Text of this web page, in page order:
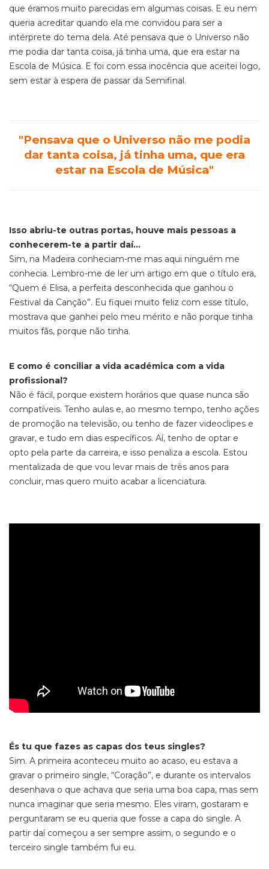
que éramos muito parecidas em algumas coisas. E eu nem
queria acreditar quando ela me convidou para ser a
intérprete do tema dela. Até pensava que o Universo não
me podia dar tanta coisa, já tinha uma, que era estar na
Escola de Música. E foi com essa inocência que aceitei logo,
sem estar à espera de passar da Semifinal.
"Pensava que o Universo não me podia
dar tanta coisa, já tinha uma, que era
estar na Escola de Música"
Isso abriu-te outras portas, houve mais pessoas a
conhecerem-te a partir daí...
Sim, na Madeira conheciam-me mas aqui ninguém me
conhecia. Lembro-me de ler um artigo em que o título era,
“Quem é Elisa, a perfeita desconhecida que ganhou o
Festival da Canção”. Eu fiquei muito feliz com esse título,
mostrava que ganhei pelo meu mérito e não porque tinha
muitos fãs, porque não tinha.
E como é conciliar a vida académica com a vida
profissional?
Não é fácil, porque existem horários que quase nunca são
compatíveis. Tenho aulas e, ao mesmo tempo, tenho ações
de promoção na televisão, ou tenho de fazer videoclipes e
gravar, e tudo em dias específicos. Aí, tenho de optar e
opto pela parte da carreira, e isso penaliza a escola. Estou
mentalizada de que vou levar mais de três anos para
concluir, mas quero muito acabar a licenciatura.
És tu que fazes as capas dos teus singles?
Sim. A primeira aconteceu muito ao acaso, eu estava a
gravar o primeiro single, “Coração”, e durante os intervalos
desenhava o que achava que seria uma boa capa, mas sem
nunca imaginar que seria mesmo. Eles viram, gostaram e
perguntaram se eu queria que fosse a capa do single. A
partir daí começou a ser sempre assim, o segundo e o
terceiro single também fui eu.